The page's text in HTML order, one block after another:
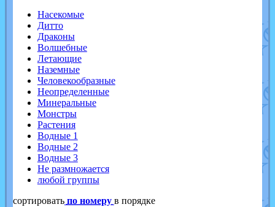
Насекомые
Дитто
Драконы
Волшебные
Летающие
Наземные
Человекообразные
Неопределенные
Минеральные
Монстры
Растения
Водные 1
Водные 2
Водные 3
Не размножается
любой группы
cортировать по номеру в порядке